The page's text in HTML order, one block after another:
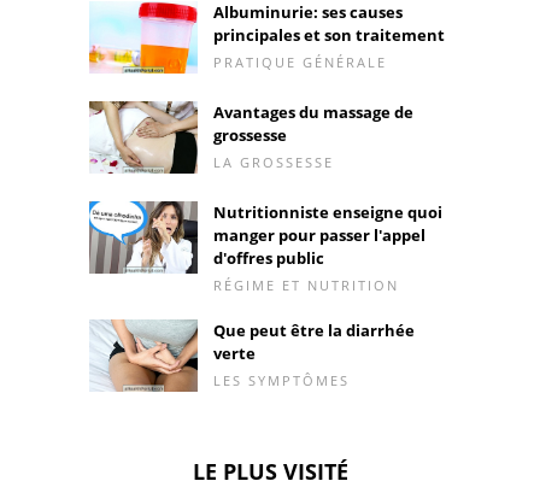
Albuminurie: ses causes
principales et son traitement
PRATIQUE GÉNÉRALE
Avantages du massage de
grossesse
LA GROSSESSE
Nutritionniste enseigne quoi
manger pour passer l'appel
d'offres public
RÉGIME ET NUTRITION
Que peut être la diarrhée
verte
LES SYMPTÔMES
LE PLUS VISITÉ